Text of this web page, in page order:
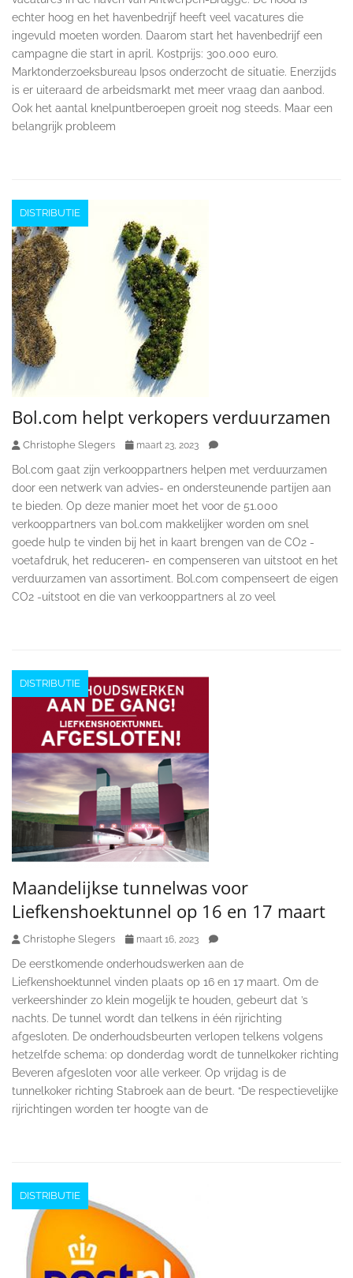
echter hoog en het havenbedrijf heeft veel vacatures die
ingevuld moeten worden. Daarom start het havenbedrijf een
campagne die start in april. Kostprijs: 300.000 euro.
Marktonderzoeksbureau Ipsos onderzocht de situatie. Enerzijds
is er uiteraard de arbeidsmarkt met meer vraag dan aanbod.
Ook het aantal knelpuntberoepen groeit nog steeds. Maar een
belangrijk probleem
DISTRIBUTIE
Bol.com helpt verkopers verduurzamen
Christophe Slegers maart 23, 2023
Bol.com gaat zijn verkooppartners helpen met verduurzamen
door een netwerk van advies- en ondersteunende partijen aan
te bieden. Op deze manier moet het voor de 51.000
verkooppartners van bol.com makkelijker worden om snel
goede hulp te vinden bij het in kaart brengen van de CO2 -
voetafdruk, het reduceren- en compenseren van uitstoot en het
verduurzamen van assortiment. Bol.com compenseert de eigen
CO2 -uitstoot en die van verkooppartners al zo veel
DISTRIBUTIE
Maandelijkse tunnelwas voor
Liefkenshoektunnel op 16 en 17 maart
Christophe Slegers maart 16, 2023
De eerstkomende onderhoudswerken aan de
Liefkenshoektunnel vinden plaats op 16 en 17 maart. Om de
verkeershinder zo klein mogelijk te houden, gebeurt dat ’s
nachts. De tunnel wordt dan telkens in één rijrichting
afgesloten. De onderhoudsbeurten verlopen telkens volgens
hetzelfde schema: op donderdag wordt de tunnelkoker richting
Beveren afgesloten voor alle verkeer. Op vrijdag is de
tunnelkoker richting Stabroek aan de beurt. “De respectievelijke
rijrichtingen worden ter hoogte van de
DISTRIBUTIE